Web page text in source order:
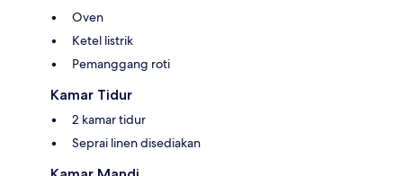
Oven
Ketel listrik
Pemanggang roti
Kamar Tidur
2 kamar tidur
Seprai linen disediakan